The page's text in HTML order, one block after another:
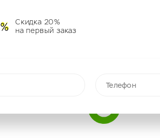
Скидка 20%
на первый заказ